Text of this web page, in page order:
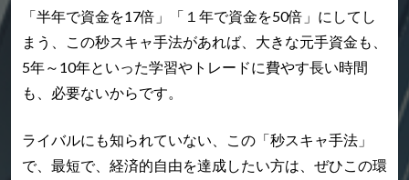
「半年で資金を17倍」「１年で資金を50倍」にしてし
まう、この秒スキャ手法があれば、 大きな元手資金も、
5年～10年といった学習やトレードに費やす長い時間
も、必要ないからです。
ライバルにも知られていない、この「秒スキャ手法」
で、 最短で、経済的自由を達成したい方は、ぜひこの環